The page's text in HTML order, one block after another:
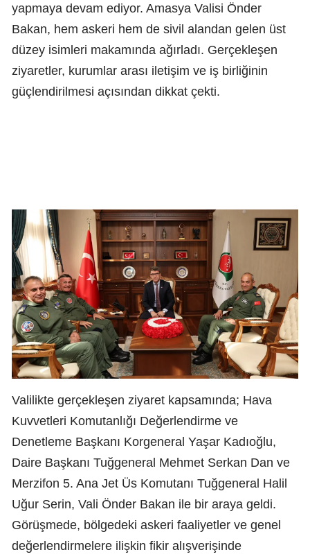
yapmaya devam ediyor. Amasya Valisi Önder
Bakan, hem askeri hem de sivil alandan gelen üst
düzey isimleri makamında ağırladı. Gerçekleşen
ziyaretler, kurumlar arası iletişim ve iş birliğinin
güçlendirilmesi açısından dikkat çekti.
Valilikte gerçekleşen ziyaret kapsamında; Hava
Kuvvetleri Komutanlığı Değerlendirme ve
Denetleme Başkanı Korgeneral Yaşar Kadıoğlu,
Daire Başkanı Tuğgeneral Mehmet Serkan Dan ve
Merzifon 5. Ana Jet Üs Komutanı Tuğgeneral Halil
Uğur Serin, Vali Önder Bakan ile bir araya geldi.
Görüşmede, bölgedeki askeri faaliyetler ve genel
değerlendirmelere ilişkin fikir alışverişinde